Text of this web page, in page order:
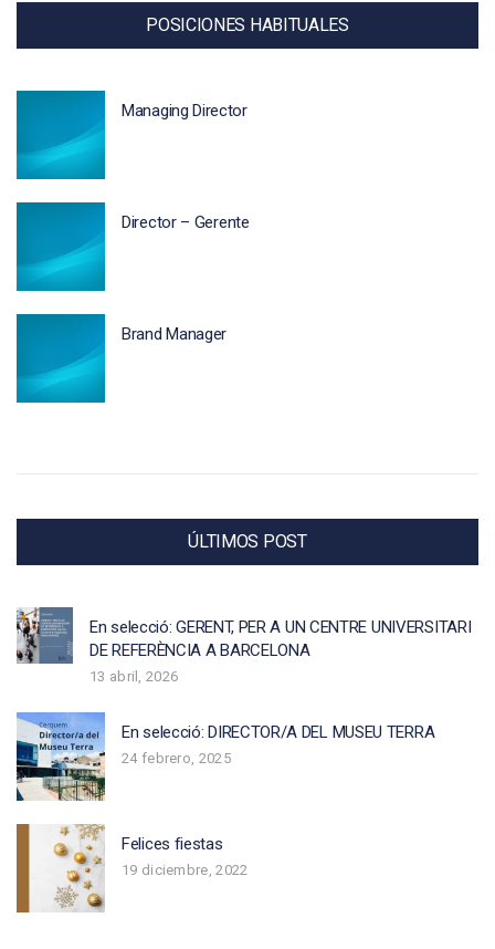
POSICIONES HABITUALES
Managing Director
Director – Gerente
Brand Manager
ÚLTIMOS POST
En selecció: GERENT, PER A UN CENTRE UNIVERSITARI
DE REFERÈNCIA A BARCELONA
13 abril, 2026
En selecció: DIRECTOR/A DEL MUSEU TERRA
24 febrero, 2025
Felices fiestas
19 diciembre, 2022